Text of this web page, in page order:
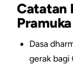
Catatan
Pramuka
Dasa
gerak bagi